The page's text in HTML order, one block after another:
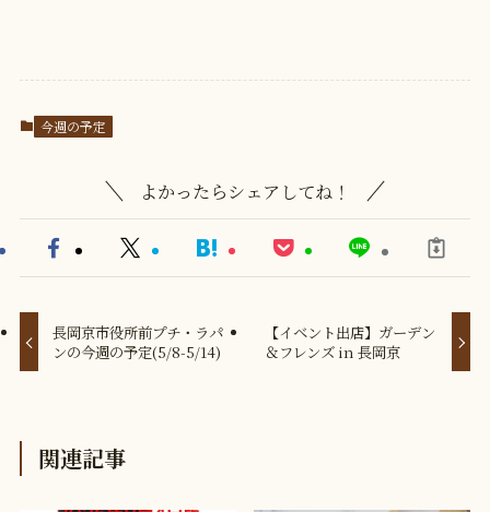
今週の予定
よかったらシェアしてね！
長岡京市役所前プチ・ラパ
ンの今週の予定(5/8-5/14)
【イベント出店】ガーデン
＆フレンズ in 長岡京
関連記事